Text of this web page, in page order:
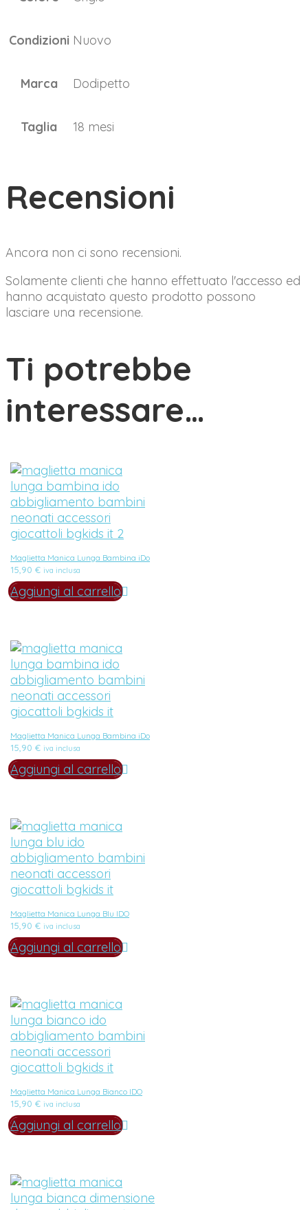
Condizioni Nuovo
Marca Dodipetto
Taglia 18 mesi
Recensioni
Ancora non ci sono recensioni.
Solamente clienti che hanno effettuato l'accesso ed
hanno acquistato questo prodotto possono
lasciare una recensione.
Ti potrebbe
interessare…
Maglietta Manica Lunga Bambina iDo
15,90 € iva inclusa
Aggiungi al carrello
Maglietta Manica Lunga Bambina iDo
15,90 € iva inclusa
Aggiungi al carrello
Maglietta Manica Lunga Blu IDO
15,90 € iva inclusa
Aggiungi al carrello
Maglietta Manica Lunga Bianco IDO
15,90 € iva inclusa
Aggiungi al carrello